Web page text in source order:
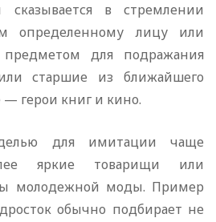
в стремлении
определенному лицу или
для подражания
старшие из ближайшего
герои книг и кино.
для имитации чаще
яркие товарищи или
молодежной моды. Пример
обычно подбирает не